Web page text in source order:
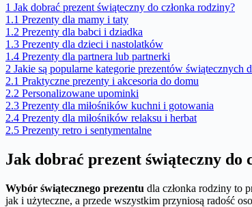
1 Jak dobrać prezent świąteczny do członka rodziny?
1.1 Prezenty dla mamy i taty
1.2 Prezenty dla babci i dziadka
1.3 Prezenty dla dzieci i nastolatków
1.4 Prezenty dla partnera lub partnerki
2 Jakie są popularne kategorie prezentów świątecznych
2.1 Praktyczne prezenty i akcesoria do domu
2.2 Personalizowane upominki
2.3 Prezenty dla miłośników kuchni i gotowania
2.4 Prezenty dla miłośników relaksu i herbat
2.5 Prezenty retro i sentymentalne
Jak dobrać prezent świąteczny do
Wybór świątecznego prezentu dla członka rodziny to
jak i użyteczne, a przede wszystkim przyniosą radość